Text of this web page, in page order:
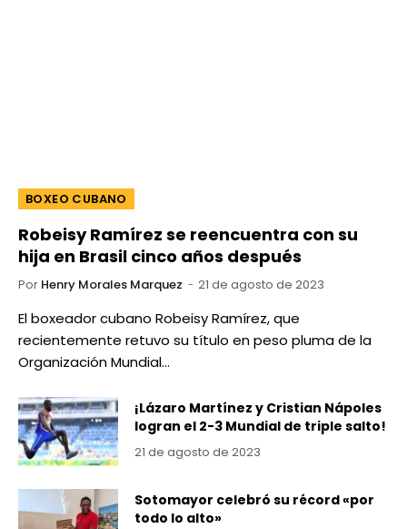
BOXEO CUBANO
Robeisy Ramírez se reencuentra con su
hija en Brasil cinco años después
Por Henry Morales Marquez 21 de agosto de 2023
El boxeador cubano Robeisy Ramírez, que
recientemente retuvo su título en peso pluma de la
Organización Mundial…
¡Lázaro Martínez y Cristian Nápoles
logran el 2-3 Mundial de triple salto!
21 de agosto de 2023
Sotomayor celebró su récord «por
todo lo alto»